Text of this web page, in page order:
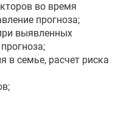
во время
прогноза;
выявленных
в семье, расчет риска